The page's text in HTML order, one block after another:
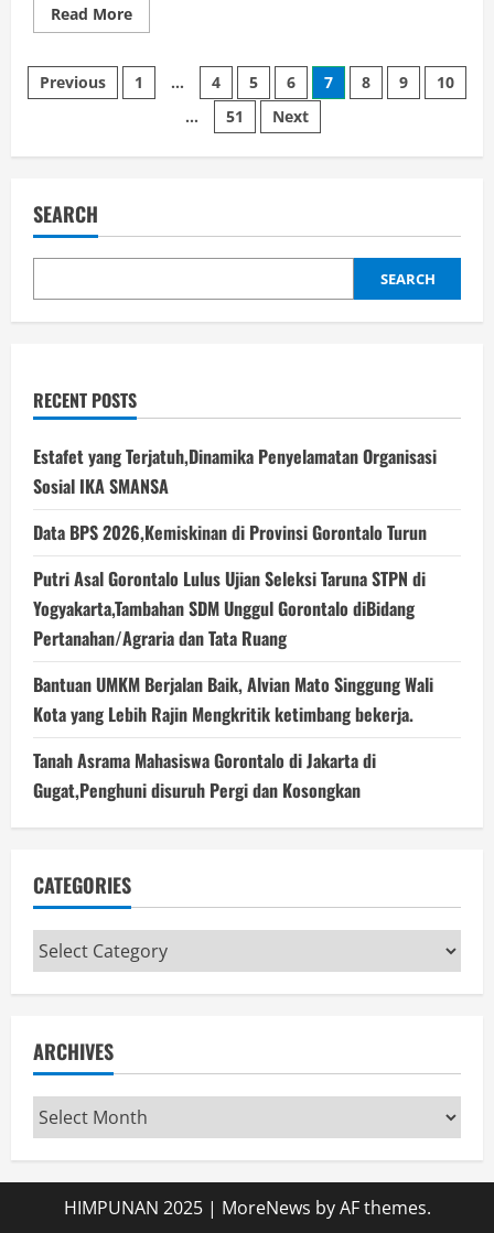
Read MoreRead
more
Iran,1
Dollar
AS
1.300.000,Tapi
dan
Nuklir,Mengapa
Posts
Previous 1 … 4 5 6 7 8 9
10
…
51 Next
SEARCH
SEARCH
RECENT POSTS
Estafet yang Terjatuh,Dinamika Penyelamatan Organisasi
Sosial IKA SMANSA
Data BPS 2026,Kemiskinan di Provinsi Gorontalo Turun
Putri Asal Gorontalo Lulus Ujian Seleksi Taruna STPN di
Yogyakarta,Tambahan SDM Unggul Gorontalo diBidang
Pertanahan/Agraria dan Tata Ruang
Bantuan UMKM Berjalan Baik, Alvian Mato Singgung Wali
Kota yang Lebih Rajin Mengkritik ketimbang bekerja.
Tanah Asrama Mahasiswa Gorontalo di Jakarta di
Gugat,Penghuni disuruh Pergi dan Kosongkan
CATEGORIES
Categories
ARCHIVES
Archives
HIMPUNAN 2025 | MoreNews by AF themes.